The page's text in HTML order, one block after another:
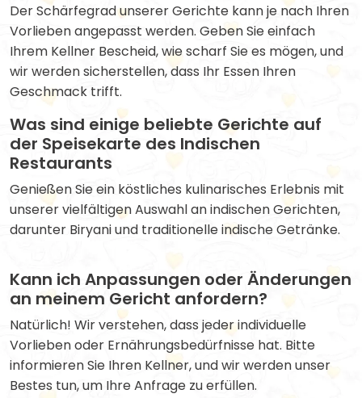
Der Schärfegrad unserer Gerichte kann je nach Ihren
Vorlieben angepasst werden. Geben Sie einfach
Ihrem Kellner Bescheid, wie scharf Sie es mögen, und
wir werden sicherstellen, dass Ihr Essen Ihren
Geschmack trifft.
Was sind einige beliebte Gerichte auf
der Speisekarte des Indischen
Restaurants
Genießen Sie ein köstliches kulinarisches Erlebnis mit
unserer vielfältigen Auswahl an indischen Gerichten,
darunter Biryani und traditionelle indische Getränke.
Kann ich Anpassungen oder Änderungen
an meinem Gericht anfordern?
Natürlich! Wir verstehen, dass jeder individuelle
Vorlieben oder Ernährungsbedürfnisse hat. Bitte
informieren Sie Ihren Kellner, und wir werden unser
Bestes tun, um Ihre Anfrage zu erfüllen.